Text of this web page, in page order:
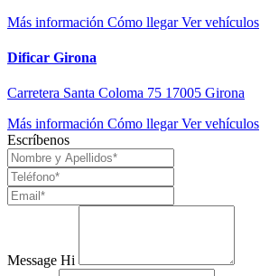
Más información Cómo llegarVer vehículos
Dificar Girona
Carretera Santa Coloma 75 17005 Girona
Más información Cómo llegarVer vehículos
Escríbenos
Message Hi